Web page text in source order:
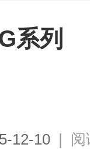
系列
12-10 | 阅